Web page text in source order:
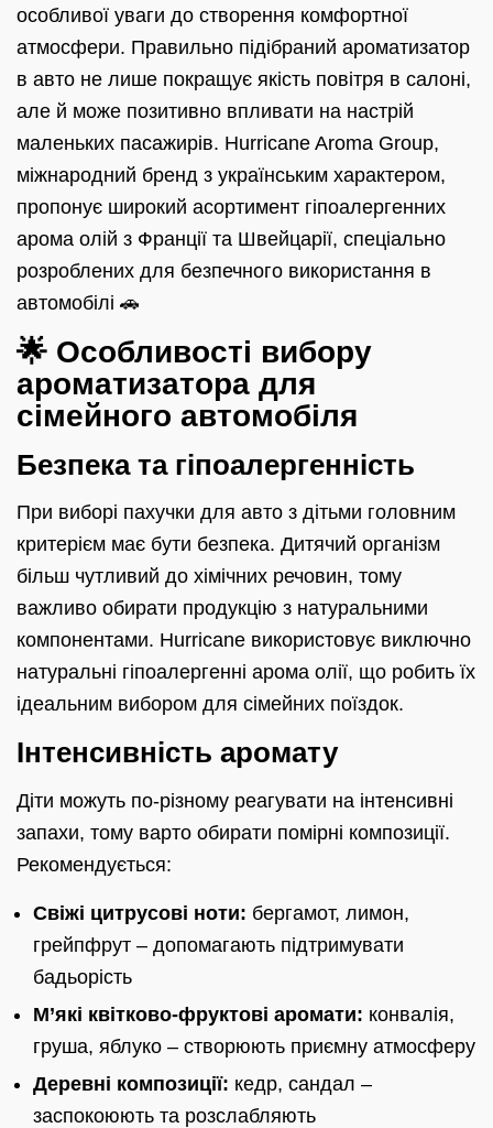
особливої уваги до створення комфортної
атмосфери. Правильно підібраний ароматизатор
в авто не лише покращує якість повітря в салоні,
але й може позитивно впливати на настрій
маленьких пасажирів. Hurricane Aroma Group,
міжнародний бренд з українським характером,
пропонує широкий асортимент гіпоалергенних
арома олій з Франції та Швейцарії, спеціально
розроблених для безпечного використання в
автомобілі 🚗
🌟 Особливості вибору
ароматизатора для
сімейного автомобіля
Безпека та гіпоалергенність
При виборі пахучки для авто з дітьми головним
критерієм має бути безпека. Дитячий організм
більш чутливий до хімічних речовин, тому
важливо обирати продукцію з натуральними
компонентами. Hurricane використовує виключно
натуральні гіпоалергенні арома олії, що робить їх
ідеальним вибором для сімейних поїздок.
Інтенсивність аромату
Діти можуть по-різному реагувати на інтенсивні
запахи, тому варто обирати помірні композиції.
Рекомендується:
Свіжі цитрусові ноти: бергамот, лимон,
грейпфрут – допомагають підтримувати
бадьорість
М’які квітково-фруктові аромати: конвалія,
груша, яблуко – створюють приємну атмосферу
Деревні композиції: кедр, сандал –
заспокоюють та розслабляють